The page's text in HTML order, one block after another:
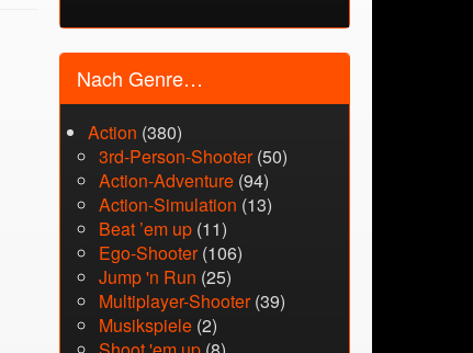
Nach Genre…
Action (380)
3rd-Person-Shooter(50)
Action-Adventure (94)
Action-Simulation (13)
Beat ’em up (11)
Ego-Shooter(106)
Jump 'n Run (25)
Multiplayer-Shooter(39)
Musikspiele (2)